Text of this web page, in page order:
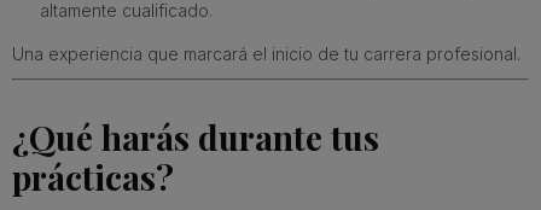
altamente cualificado.
Una experiencia que marcará el inicio de tu carrera profesional.
¿Qué harás durante tus
prácticas?